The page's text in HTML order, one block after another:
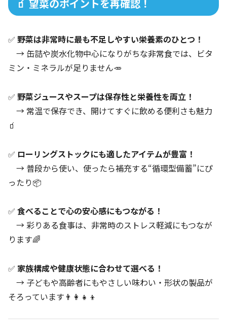
🧃 望菜のポイントを再確認！
✅ 野菜は非常時に最も不足しやすい栄養素のひとつ！
→ 缶詰や炭水化物中心になりがちな非常食では、ビタ
ミン・ミネラルが足りません🥕
✅ 野菜ジュースやスープは保存性と栄養性を両立！
→ 常温で保存でき、開けてすぐに飲める便利さも魅力
🧃
✅ ローリングストックにも適したアイテムが豊富！
→ 普段から使い、使ったら補充する“循環型備蓄”にぴ
ったり📦
✅ 食べることで心の安心感にもつながる！
→ 彩りある食事は、非常時のストレス軽減にもつなが
ります🌈
✅ 家族構成や健康状態に合わせて選べる！
→ 子どもや高齢者にもやさしい味わい・形状の製品が
そろっています👨‍👩‍👧‍👦